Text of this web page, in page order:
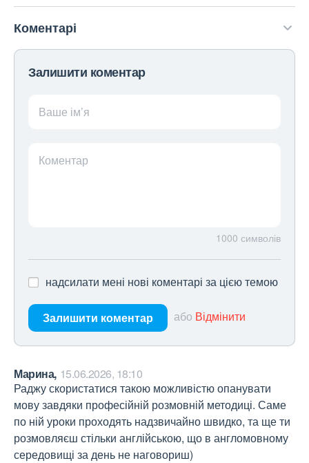
Коментарі
Залишити коментар
Ваше ім’я
Коментар
1000 символів
надсилати мені нові коментарі за цією темою
Залишити коментар або Відмінити
Марина, 15.06.2026, 18:10
Раджу скористатися такою можливістю опанувати
мову завдяки професійній розмовній методиці. Саме
по ній уроки проходять надзвичайно швидко, та ще ти
розмовляєш стільки англійською, що в англомовному
середовищі за день не наговориш)